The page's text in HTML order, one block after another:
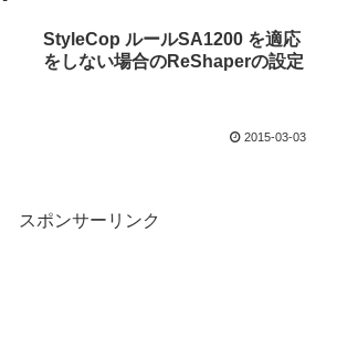
StyleCop ルールSA1200 を適応
をしない場合のReShaperの設定
2015-03-03
スポンサーリンク